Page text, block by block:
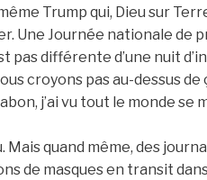
Trump qui, Dieu sur
Une Journée nationale de
pas différente d’une nuit
croyons pas au-dessus de
j’ai vu tout le monde
Mais quand même, des
de masques en transit